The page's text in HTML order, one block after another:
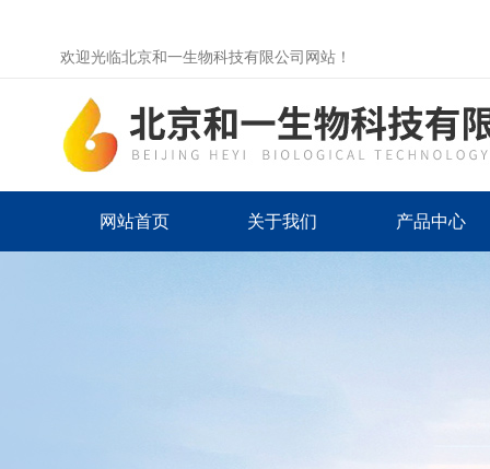
欢迎光临北京和一生物科技有限公司网站！
网站首页 关于我们 产品中心